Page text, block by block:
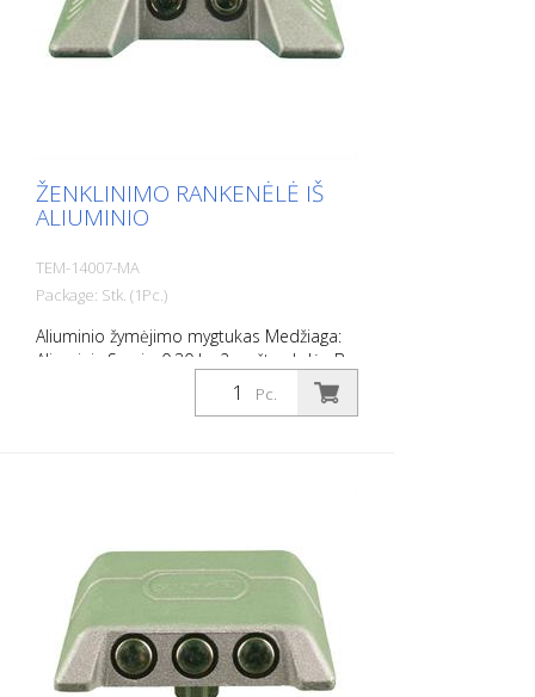
ŽENKLINIMO RANKENĖLĖ IŠ
ALIUMINIO
TEM-14007-MA
Package: Stk. (1Pc.)
Aliuminio žymėjimo mygtukas Medžiaga:
Aliuminis Svoris: 0,30 kg 2 varžtų skylės Be
tvirtinimo medžiagos Lengvam
automobilių stovėjimo aikštelių ar
Pc.